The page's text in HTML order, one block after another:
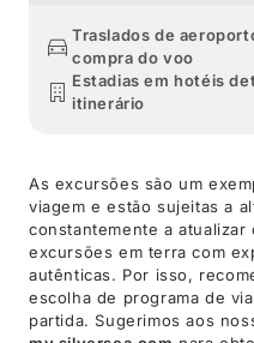
Traslados de
compra do voo
Estadias em hotéis
itinerário
As excursões são um
viagem e estão sujeitas a
constantemente a atualizar
excursões em terra com
autênticas. Por isso,
escolha de programa de
partida. Sugerimos aos